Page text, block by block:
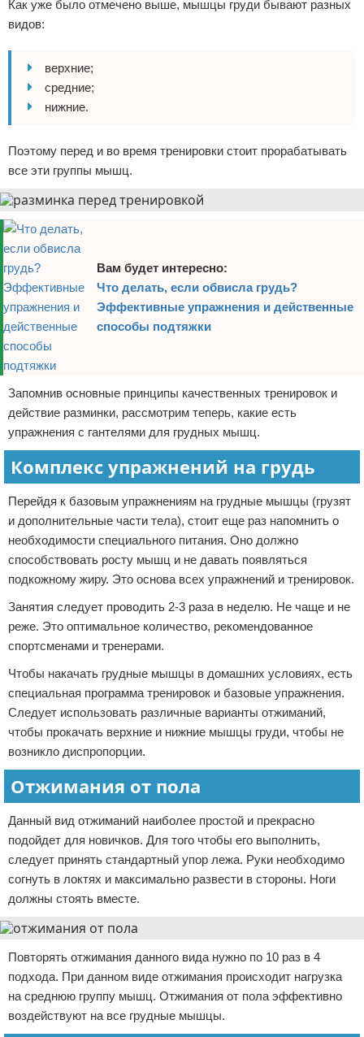
Как уже было отмечено выше, мышцы груди бывают разных
видов:
верхние;
средние;
нижние.
Поэтому перед и во время тренировки стоит прорабатывать
все эти группы мышц.
Вам будет интересно:
Что делать, если обвисла грудь?
Эффективные упражнения и действенные
способы подтяжки
Запомнив основные принципы качественных тренировок и
действие разминки, рассмотрим теперь, какие есть
упражнения с гантелями для грудных мышц.
Комплекс упражнений на грудь
Перейдя к базовым упражнениям на грудные мышцы (грузят
и дополнительные части тела), стоит еще раз напомнить о
необходимости специального питания. Оно должно
способствовать росту мышц и не давать появляться
подкожному жиру. Это основа всех упражнений и тренировок.
Занятия следует проводить 2-3 раза в неделю. Не чаще и не
реже. Это оптимальное количество, рекомендованное
спортсменами и тренерами.
Чтобы накачать грудные мышцы в домашних условиях, есть
специальная программа тренировок и базовые упражнения.
Следует использовать различные варианты отжиманий,
чтобы прокачать верхние и нижние мышцы груди, чтобы не
возникло диспропорции.
Отжимания от пола
Данный вид отжиманий наиболее простой и прекрасно
подойдет для новичков. Для того чтобы его выполнить,
следует принять стандартный упор лежа. Руки необходимо
согнуть в локтях и максимально развести в стороны. Ноги
должны стоять вместе.
Повторять отжимания данного вида нужно по 10 раз в 4
подхода. При данном виде отжимания происходит нагрузка
на среднюю группу мышц. Отжимания от пола эффективно
воздействуют на все грудные мышцы.